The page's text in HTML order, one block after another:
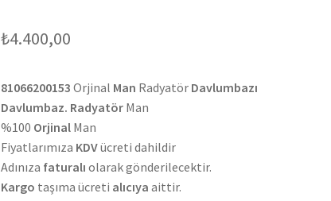
₺4.400,00
81066200153 Orjinal Man Radyatör Davlumbazı
Davlumbaz. Radyatör Man
%100 Orjinal Man
Fiyatlarımıza KDVücreti dahildir
Adınıza faturalı olarak gönderilecektir.
Kargo taşıma ücreti alıcıya aittir.